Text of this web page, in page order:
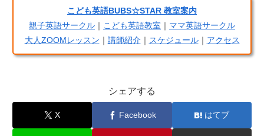
こども英語BUBS☆STAR 教室案内
親子英語サークル ｜ こども英語教室 ｜ ママ英語サークル
大人ZOOMレッスン ｜ 講師紹介｜ スケジュール｜ アクセス
シェアする
X Facebook はてブ